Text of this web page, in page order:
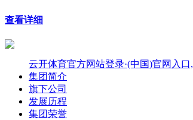
查看详细
云开体育官方网站登录·(中国)官网入口,
集团简介
旗下公司
发展历程
集团荣誉